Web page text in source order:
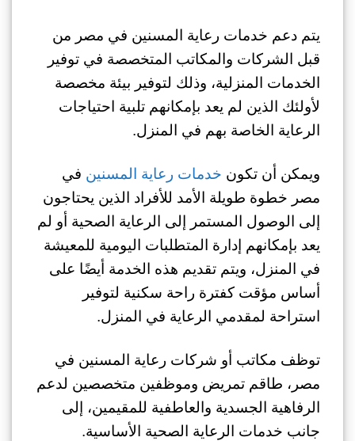
يتم دعم خدمات رعاية المسنين في مصر من
قبل الشركات والمكاتب المتخصصة في توفير
الخدمات المنزلية، وذلك لتوفير بيئة مخصصة
لأولئك الذين لم يعد بإمكانهم تلبية احتياجات
الرعاية الخاصة بهم في المنزل.
ويمكن أن تكون خدمات رعاية المسنين في
مصر خطوة طويلة الأمد للأفراد الذين يحتاجون
إلى الوصول المستمر إلى الرعاية الصحية أو لم
يعد بإمكانهم إدارة المتطلبات اليومية للمعيشة
في المنزل، ويتم تقديم هذه الخدمة أيضًا على
أساس مؤقت كفترة راحة سكنية لتوفير
استراحة لمقدمي الرعاية في المنزل.
توظف مكاتب أو شركات رعاية المسنين في
مصر، طاقم تمريض وموظفين متخصصين لدعم
الرفاهية الجسدية والعاطفية للمقيمين، إلى
جانب خدمات الرعاية الصحية الأساسية.